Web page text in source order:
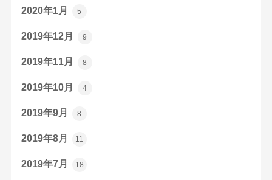
2020年1月 5
2019年12月 9
2019年11月 8
2019年10月 4
2019年9月 8
2019年8月 11
2019年7月 18